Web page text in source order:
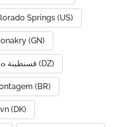
Springs (US)
(GN)
Constantine, ⵇⵙⴻⵎⵟⵉⵏⴰ قسنطينة (DZ)
(BR)
(DK)